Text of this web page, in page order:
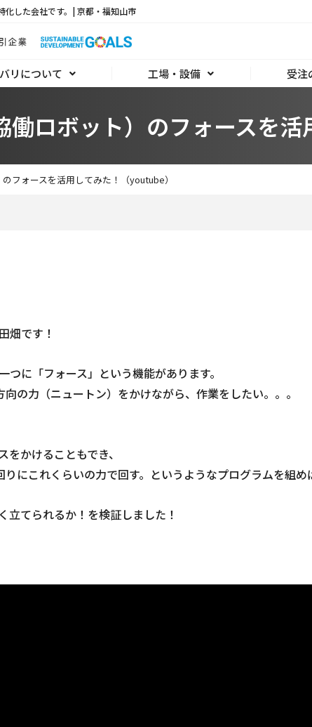
化した会社です。| 京都・福知山市
リについて 工場・設備 受注
ロボット）のフォースを
フォースを活用してみた！（youtube）
畑です！
に「フォース」という機能があります。
の力（ニュートン）をかけながら、作業をしたい。。。
かけることもでき、
にこれくらいの力で回す。というようなプログラムを組め
立てられるか！を検証しました！